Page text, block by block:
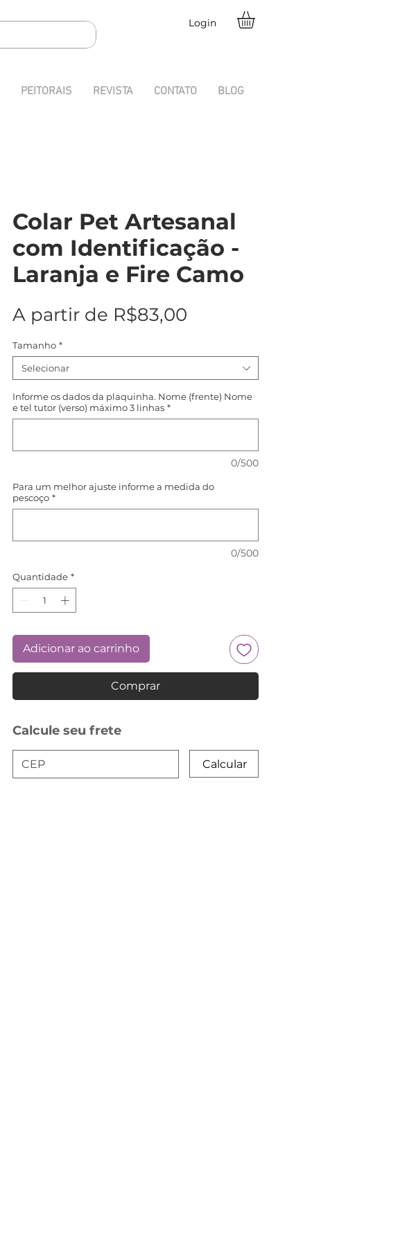
Login
PEITORAIS REVISTA CONTATO BLOG
Colar Pet Artesanal
com Identificação -
Laranja e Fire Camo
A partir de R$83,00
Tamanho *
Selecionar
Informe os dados da plaquinha. Nome (frente) Nome
e tel tutor (verso) máximo 3 linhas *
0/500
Para um melhor ajuste informe a medida do
pescoço *
0/500
Quantidade *
Adicionar ao carrinho
Comprar
Calcule seu frete
Calcular